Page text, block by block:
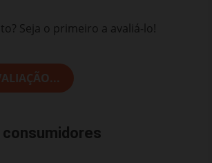
Seja o primeiro a avaliá-lo!
consumidores